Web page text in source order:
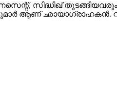
സിദ്ധിഖ്
കുമാർ ആണ് ഛായാഗ്രാഹകൻ.